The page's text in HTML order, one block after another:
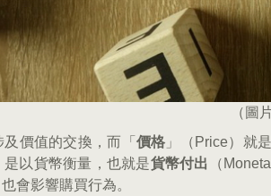
（圖
價值的交換，而「 價格 」（Price）就
是以貨幣衡量，也就是貨幣付出 （
會影響購買行為。